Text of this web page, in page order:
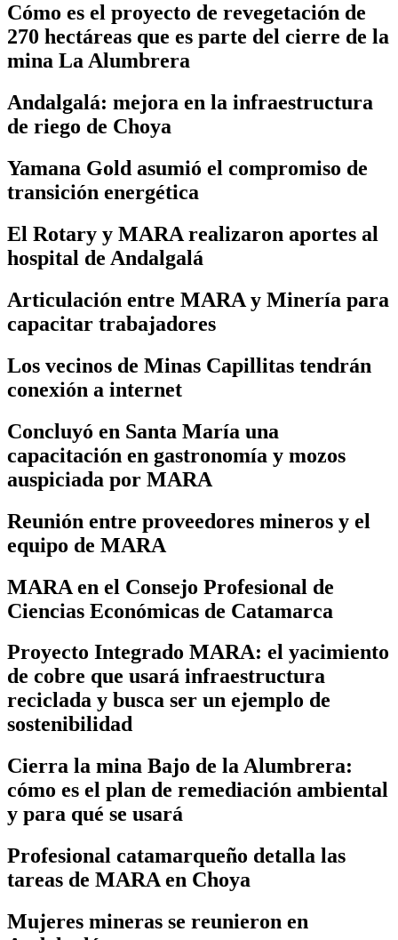
Cómo es el proyecto de revegetación de
270 hectáreas que es parte del cierre de la
mina La Alumbrera
Andalgalá: mejora en la infraestructura
de riego de Choya
Yamana Gold asumió el compromiso de
transición energética
El Rotary y MARA realizaron aportes al
hospital de Andalgalá
Articulación entre MARA y Minería para
capacitar trabajadores
Los vecinos de Minas Capillitas tendrán
conexión a internet
Concluyó en Santa María una
capacitación en gastronomía y mozos
auspiciada por MARA
Reunión entre proveedores mineros y el
equipo de MARA
MARA en el Consejo Profesional de
Ciencias Económicas de Catamarca
Proyecto Integrado MARA: el yacimiento
de cobre que usará infraestructura
reciclada y busca ser un ejemplo de
sostenibilidad
Cierra la mina Bajo de la Alumbrera:
cómo es el plan de remediación ambiental
y para qué se usará
Profesional catamarqueño detalla las
tareas de MARA en Choya
Mujeres mineras se reunieron en